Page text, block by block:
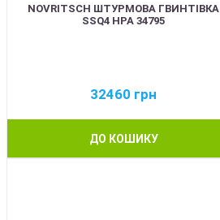
NOVRITSCH ШТУРМОВА ГВИНТІВКА
SSQ4 HPA 34795
32460 грн
ДО КОШИКУ